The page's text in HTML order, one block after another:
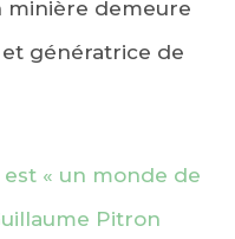
minière demeure
génératrice de
« un monde de
Pitron